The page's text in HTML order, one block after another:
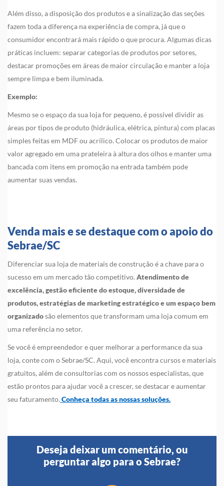
Além disso, a disposição dos produtos e a sinalização das seções
fazem toda a diferença na experiência de compra, já que o
consumidor encontrará mais rápido o que procura. Algumas dicas
práticas incluem: separar categorias de produtos por setores,
destacar promoções em áreas de maior circulação e manter a loja
sempre limpa e bem iluminada.
Exemplo:
Mesmo se o espaço da sua loja for pequeno, é possível dividir as
áreas por tipos de produto (hidráulica, elétrica, pintura) com placas
simples feitas em MDF ou acrílico. Colocar os produtos de maior
valor agregado em uma prateleira à altura dos olhos e manter uma
bancada com itens em promoção na entrada também pode
aumentar suas vendas.
Venda mais e se destaque com o apoio do
Sebrae/SC
Diferenciar sua loja de materiais de construção é a chave para o
sucesso em um mercado tão competitivo. Atendimento de
excelência, gestão eficiente do estoque, diversidade de
produtos, estratégias de marketing estratégico e um espaço bem
organizadosão elementos que transformam uma loja comum em
uma referência no setor.
Se você é empreendedor e quer melhorar a performance da sua
loja, conte com o Sebrae/SC. Aqui, você encontra cursos e materiais
gratuitos, além de consultorias com os nossos especialistas, que
estão prontos para ajudar você a crescer, se destacar e aumentar
seu faturamento. Conheça todas as nossas soluções.
Deseja deixar um comentário, ou
perguntar algo para o Sebrae?